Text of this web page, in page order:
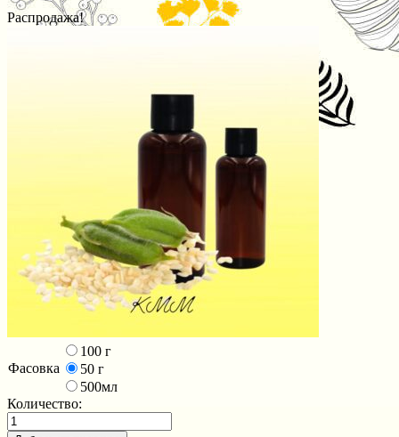
Распродажа!
Фасовка
100 г
50 г
500мл
Количество: